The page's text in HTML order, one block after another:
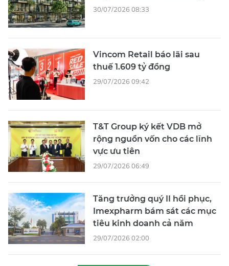
30/07/2026 08:33
Vincom Retail báo lãi sau
thuế 1.609 tỷ đồng
29/07/2026 09:42
T&T Group ký kết VDB mở
rộng nguồn vốn cho các lĩnh
vực ưu tiên
29/07/2026 06:49
Tăng trưởng quý II hồi phục,
Imexpharm bám sát các mục
tiêu kinh doanh cả năm
29/07/2026 02:00